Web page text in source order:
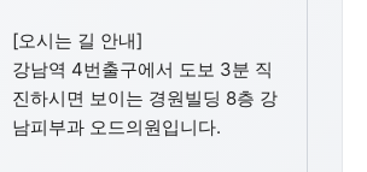
[오시는 길 안내]
강남역 4번출구에서 도보 3분 직
진하시면 보이는 경원빌딩 8층 강
남피부과 오드의원입니다.